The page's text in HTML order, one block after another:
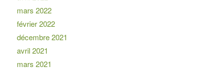
mars 2022
février 2022
décembre 2021
avril 2021
mars 2021